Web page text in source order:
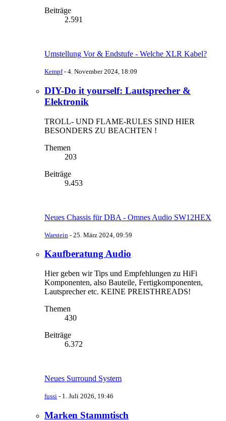
Beiträge
2.591
Umstellung Vor & Endstufe - Welche XLR Kabel?
Kempf- 4. November 2024, 18:09
DIY-Do it yourself: Lautsprecher &
Elektronik
TROLL- UND FLAME-RULES SIND HIER
BESONDERS ZU BEACHTEN !
Themen
203
Beiträge
9.453
Neues Chassis für DBA - Omnes Audio SW12HEX
Warstein - 25. März 2024, 09:59
Kaufberatung Audio
Hier geben wir Tips und Empfehlungen zu HiFi
Komponenten, also Bauteile, Fertigkomponenten,
Lautsprecher etc. KEINE PREISTHREADS!
Themen
430
Beiträge
6.372
Neues Surround System
fussi - 1. Juli 2026, 19:46
Marken Stammtisch